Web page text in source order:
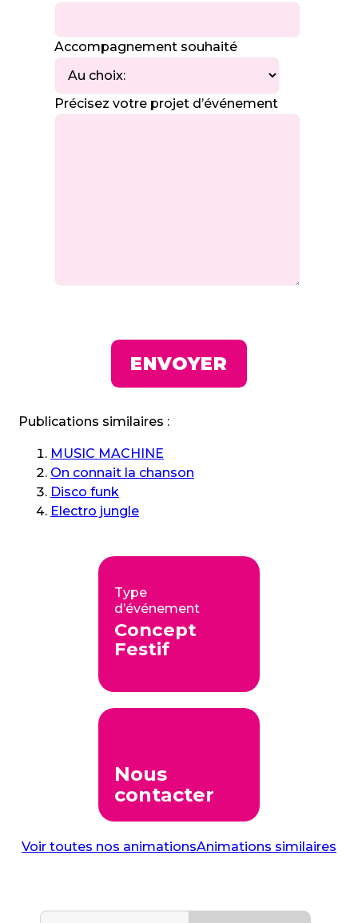
Accompagnement souhaité
Précisez votre projet d’événement
Publications similaires :
MUSIC MACHINE
On connait la chanson
Disco funk
Electro jungle
Type
d’événement
Concept
Festif
Nous
contacter
Voir toutes nos animationsAnimations similaires